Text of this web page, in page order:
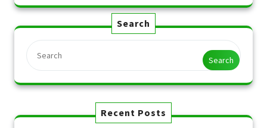
Search
Search
Recent Posts